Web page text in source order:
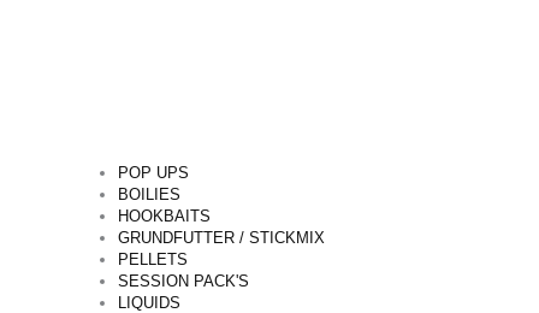
POP UPS
BOILIES
HOOKBAITS
GRUNDFUTTER / STICKMIX
PELLETS
SESSION PACK'S
LIQUIDS